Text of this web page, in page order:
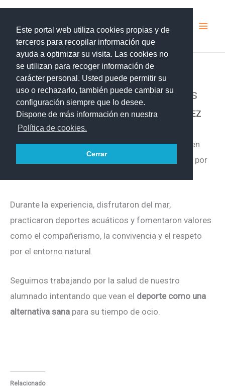
Este portal web utiliza cookies propias y de
terceros para recopilar información que
ayuda a optimizar su visita. Las cookies no
se utilizan para recoger información de
carácter personal. Usted puede permitir su
uso o rechazarlo, también puede cambiar su
configuración siempre que lo desee.
Dispone de más información en nuestra
Política de cookies.
Cerrar
Ir
contenido
iessantaursula
Jornada de Actividades Náuticas
Sin categoría/ PorDERLY CATERINA LEÓN PÉREZ
Un grupo deestudiantes de 3º de ESOparticipó en
organizada por
Durante la experiencia, disfrutaron del mar,
practicaron deportes acuáticos y fomentaron valores
como el compañerismo, la convivencia y el respeto
por el entorno natural.
Seguimos trabajando por la salud de nuestro
alumnado intentando que vean el deporte como una
alternativa sana para su tiempo de ocio.
Relacionado